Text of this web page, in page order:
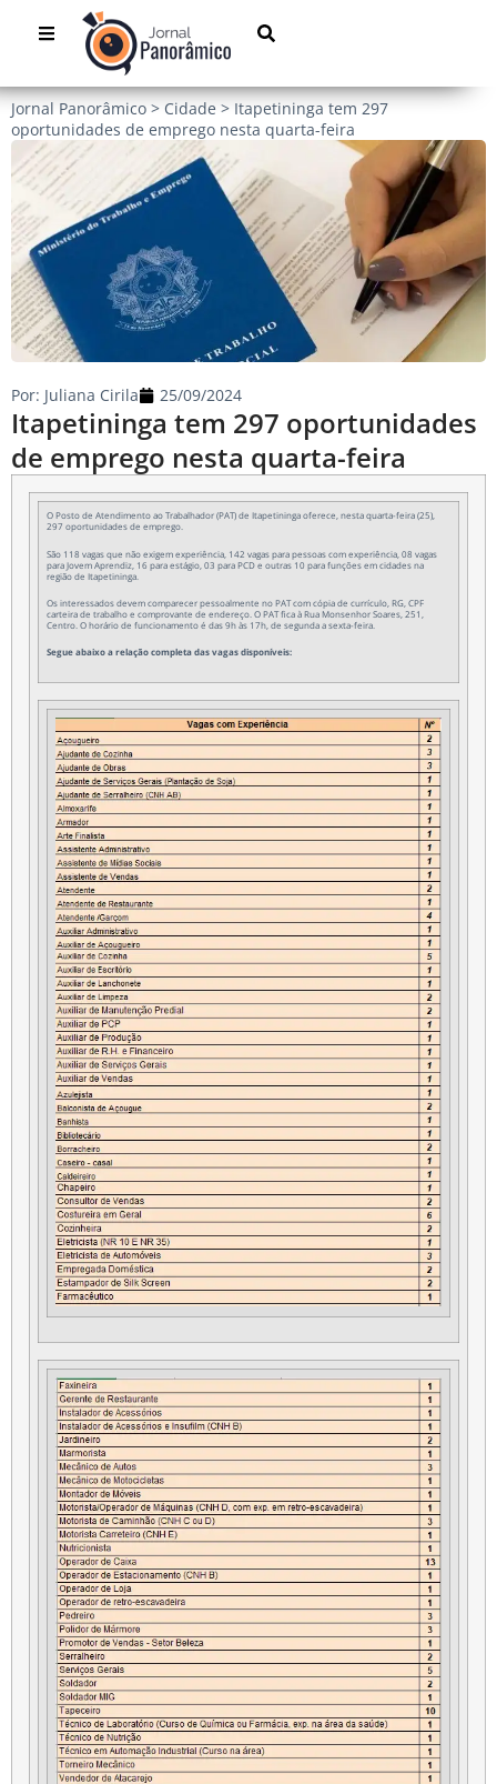
Jornal Panorâmico > Cidade > Itapetininga tem 297
oportunidades de emprego nesta quarta-feira
Itapetininga tem 297 oportunidades
de emprego nesta quarta-feira
Por: Juliana Cirila 25/09/2024
O Posto de Atendimento ao Trabalhador (PAT) de Itapetininga oferece, nesta quarta-feira (25),
297 oportunidades de emprego.
São 118 vagas que não exigem experiência, 142 vagas para pessoas com experiência, 08 vagas
para Jovem Aprendiz, 16 para estágio, 03 para PCD e outras 10 para funções em cidades na
região de Itapetininga.
Os interessados devem comparecer pessoalmente no PAT com cópia de currículo, RG, CPF
carteira de trabalho e comprovante de endereço. O PAT fica à Rua Monsenhor Soares, 251,
Centro. O horário de funcionamento é das 9h às 17h, de segunda a sexta-feira.
Segue abaixo a relação completa das vagas disponíveis: